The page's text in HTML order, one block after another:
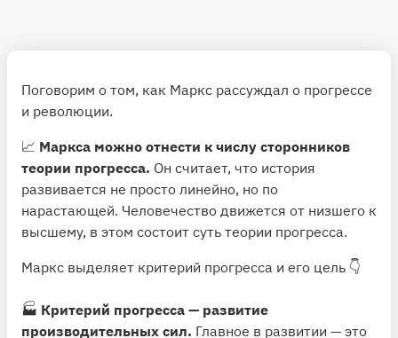
Поговорим о том, как Маркс рассуждал о прогрессе
и революции.
📈 Маркса можно отнести к числу сторонников
теории прогресса. Он считает, что история
развивается не просто линейно, но по
нарастающей. Человечество движется от низшего к
высшему, в этом состоит суть теории прогресса.
Маркс выделяет критерий прогресса и его цель 👇
🏭 Критерий прогресса — развитие
производительных сил. Главное в развитии — это